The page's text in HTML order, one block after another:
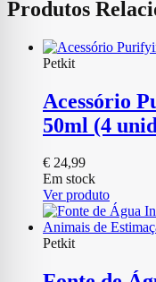
Produtos
Petkit
Acessório
50ml (4
€ 24,99
Em stock
Ver produto
Petkit